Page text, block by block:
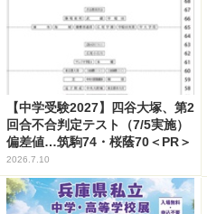
【中学受験2027】四谷大塚、第2
回合不合判定テスト（7/5実施）
偏差値…筑駒74・桜蔭70＜PR＞
2026.7.10